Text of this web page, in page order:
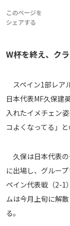
視聴方法
メディアアライアンス
W杯を終え、ク
スペイン1部レア
日本代表MF久保建
入れたイメチェン
コよくなってる」
久保は日本代表の
に出場し、グルー
ペイン代表戦（2-1
ムは今月上旬に解
る。